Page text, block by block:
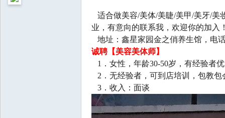
适合做美容/美体/美睫/美甲/美牙/美
业，有意向的联系我，欢迎你的加入
地址：鑫星家园金之俏养生馆，电
诚聘【美容美体师】
1．女性，年龄30-50岁，有经验者
2．无经验者，可到店培训，包教
3．收入：面谈